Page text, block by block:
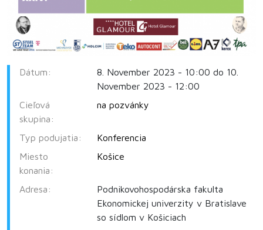
Dátum:
8. November 2023 - 10:00 do 10.
November 2023 - 12:00
Cieľová
skupina:
na pozvánky
Typ podujatia:
Konferencia
Miesto
konania:
Košice
Adresa:
Podnikovohospodárska fakulta
Ekonomickej univerzity v Bratislave
so sídlom v Košiciach